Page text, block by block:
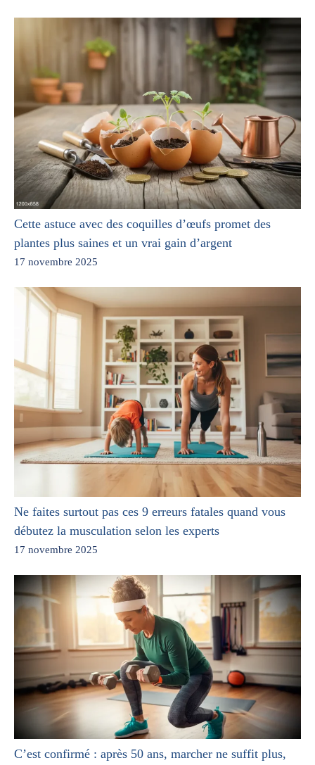
Cette astuce avec des coquilles d’œufs promet des
plantes plus saines et un vrai gain d’argent
17 novembre 2025
Ne faites surtout pas ces 9 erreurs fatales quand vous
débutez la musculation selon les experts
17 novembre 2025
C’est confirmé : après 50 ans, marcher ne suffit plus,